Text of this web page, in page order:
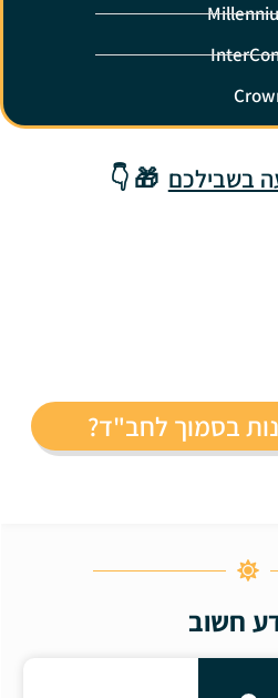
בשבילכם 🎁 👇
בסמוך לחב"ד?
חשוב